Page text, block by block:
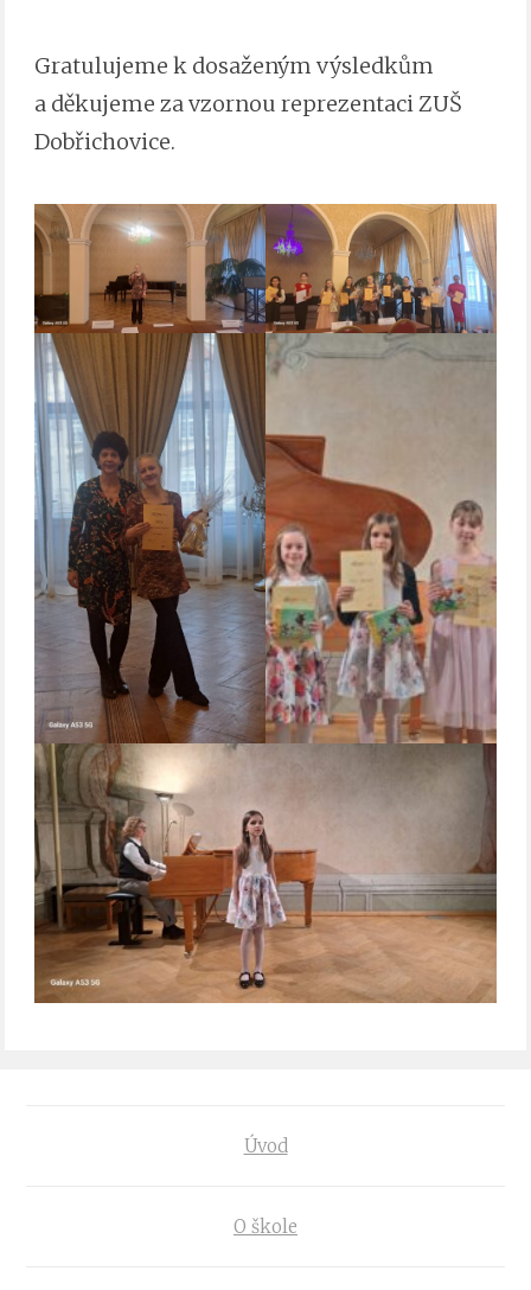
Gratulujeme k dosaženým výsledkům
a děkujeme za vzornou reprezentaci ZUŠ
Dobřichovice.
Úvod
O škole